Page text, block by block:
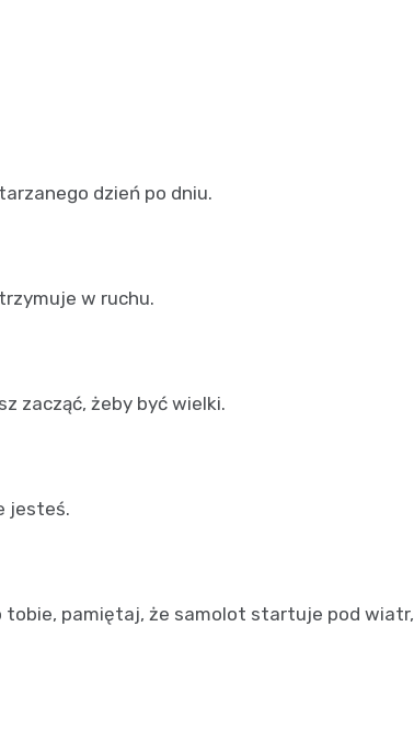
dzień po dniu.
w ruchu.
zacząć, żeby być wielki.
jesteś.
pamiętaj, że samolot startuje pod wiatr,